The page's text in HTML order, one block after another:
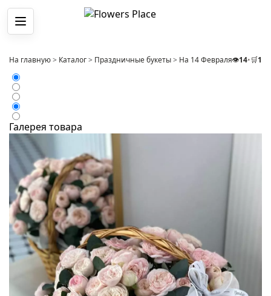
Меню
На главную> Каталог> Праздничные букеты> На 14 Февраля>Букет
👁️14•🛒1
Галерея товара